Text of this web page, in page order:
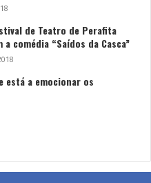
de Teatro de Perafita
comédia “Saídos da Casca”
está a emocionar os